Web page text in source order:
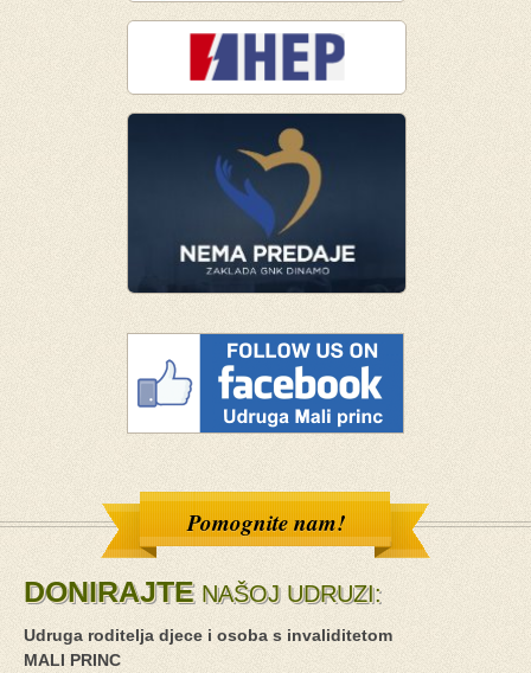
Pomognite nam!
DONIRAJTENAŠOJ UDRUZI:
Udruga roditelja djece i osoba s invaliditetom
MALI PRINC